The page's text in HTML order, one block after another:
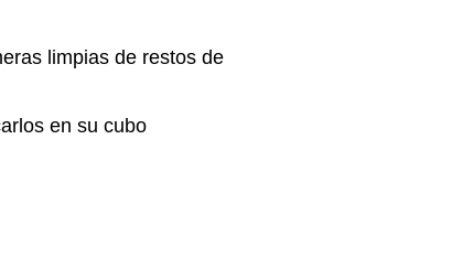
limpias de restos de
en su cubo